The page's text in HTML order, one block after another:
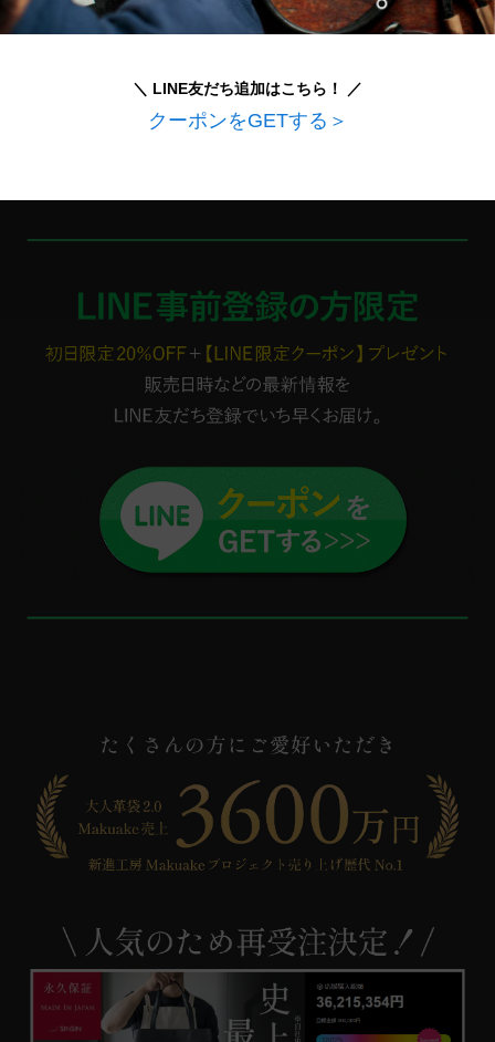
＼ LINE友だち追加はこちら！ ／
クーポンをGETする＞